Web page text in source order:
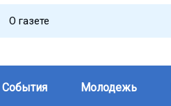
О газете
События Молодежь